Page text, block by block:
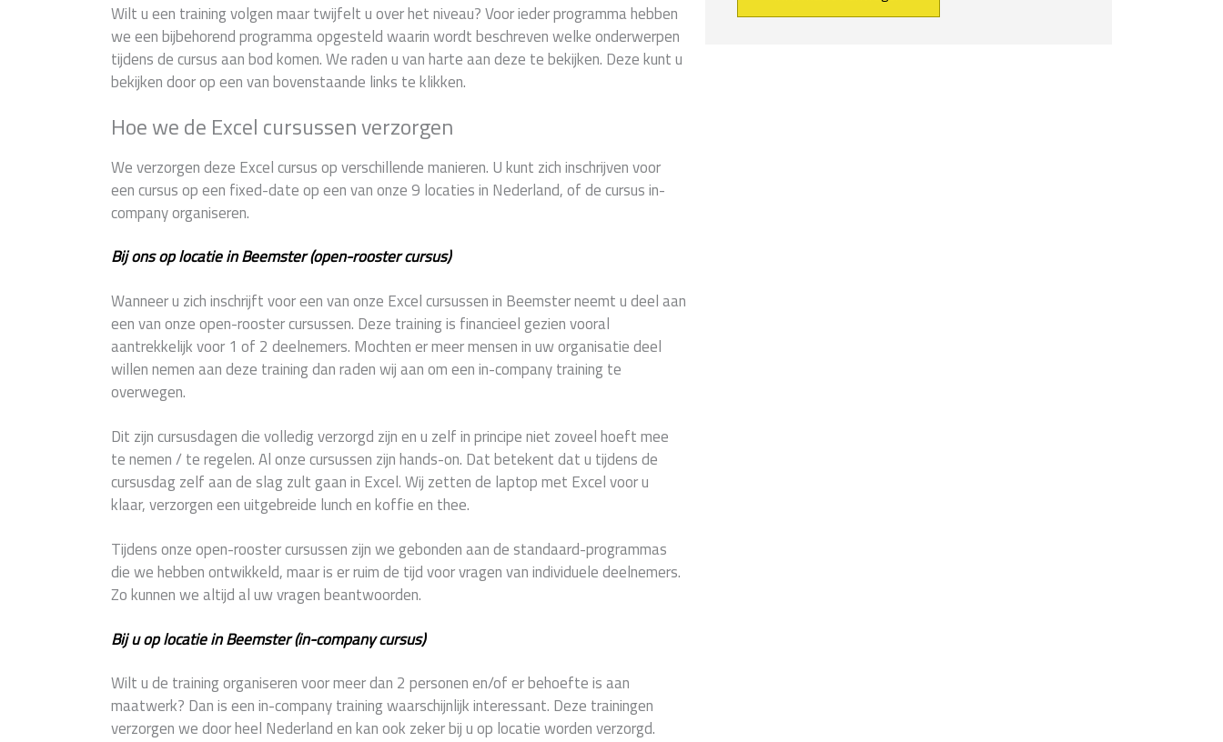
Wilt u een training volgen maar twijfelt u over het niveau? Voor ieder programma hebben
we een bijbehorend programma opgesteld waarin wordt beschreven welke onderwerpen
tijdens de cursus aan bod komen. We raden u van harte aan deze te bekijken. Deze kunt u
bekijken door op een van bovenstaande links te klikken.
Hoe we de Excel cursussen verzorgen
We verzorgen deze Excel cursus op verschillende manieren. U kunt zich inschrijven voor
een cursus op een fixed-date op een van onze 9 locaties in Nederland, of de cursus in-
company organiseren.
Bij ons op locatie in Beemster (open-rooster cursus)
Wanneer u zich inschrijft voor een van onze Excel cursussen in Beemster neemt u deel aan
een van onze open-rooster cursussen. Deze training is financieel gezien vooral
aantrekkelijk voor 1 of 2 deelnemers. Mochten er meer mensen in uw organisatie deel
willen nemen aan deze training dan raden wij aan om een in-company training te
overwegen.
Dit zijn cursusdagen die volledig verzorgd zijn en u zelf in principe niet zoveel hoeft mee
te nemen / te regelen. Al onze cursussen zijn hands-on. Dat betekent dat u tijdens de
cursusdag zelf aan de slag zult gaan in Excel. Wij zetten de laptop met Excel voor u
klaar, verzorgen een uitgebreide lunch en koffie en thee.
Tijdens onze open-rooster cursussen zijn we gebonden aan de standaard-programmas
die we hebben ontwikkeld, maar is er ruim de tijd voor vragen van individuele deelnemers.
Zo kunnen we altijd al uw vragen beantwoorden.
Bij u op locatie in Beemster (in-company cursus)
Wilt u de training organiseren voor meer dan 2 personen en/of er behoefte is aan
maatwerk? Dan is een in-company training waarschijnlijk interessant. Deze trainingen
verzorgen we door heel Nederland en kan ook zeker bij u op locatie worden verzorgd.